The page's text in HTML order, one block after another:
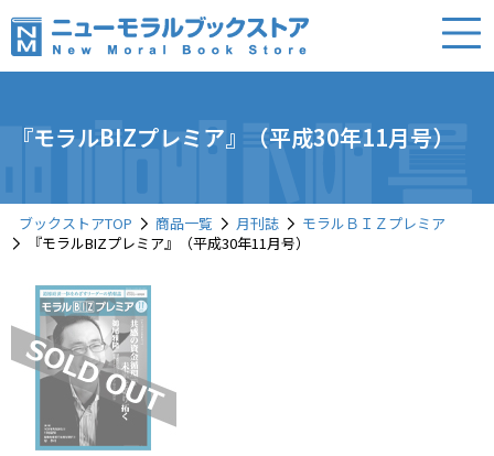
『モラルBIZプレミア』（平成30年11月号）
ブックストアTOP 商品一覧 月刊誌
モラルＢＩＺプレミア
『モラルBIZプレミア』（平成30年11月号）